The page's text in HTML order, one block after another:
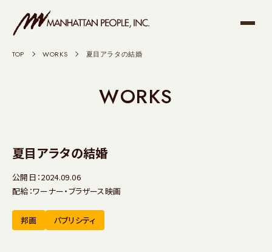
TOP > WORKS > 夏目アラタの結婚
WORKS
夏目アラタの結婚
公開日：2024.09.06
配給：ワーナー・ブラザース映画
邦画 パブリシティ